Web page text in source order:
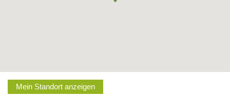
Mein Standort anzeigen